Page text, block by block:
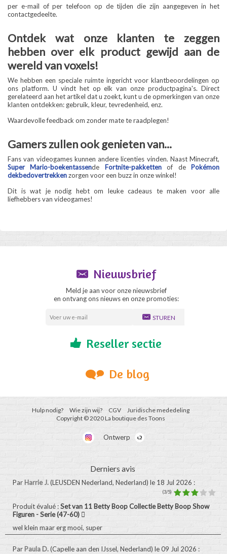
per e-mail of per telefoon op de tijden die zijn aangegeven in het
contactgedeelte.
Ontdek wat onze klanten te zeggen
hebben over elk product gewijd aan de
wereld van voxels!
We hebben een speciale ruimte ingericht voor klantbeoordelingen op
ons platform. U vindt het op elk van onze productpagina's. Direct
gerelateerd aan het artikel dat u zoekt, kunt u de opmerkingen van onze
klanten ontdekken: gebruik, kleur, tevredenheid, enz.
Waardevolle feedback om zonder mate te raadplegen!
Gamers zullen ook genieten van...
Fans van videogames kunnen andere licenties vinden. Naast Minecraft,
Super Mario-boekentassende Fortnite-pakketten of de Pokémon
dekbedovertrekkenzorgen voor een buzz in onze winkel!
Dit is wat je nodig hebt om leuke cadeaus te maken voor alle
liefhebbers van videogames!
Nieuwsbrief
Meld je aan voor onze nieuwsbrief
en ontvang ons nieuws en onze promoties:
STUREN
Reseller sectie
De blog
Hulp nodig? Wie zijn wij? CGV
Juridische mededeling
Copyright © 2020 La boutique des Toons
Ontwerp
Derniers avis
Par Harrie J.(LEUSDEN Nederland, Nederland) le 18 Jul 2026 :
(3/5)
Produit évalué :Set van 11 Betty Boop Collectie Betty Boop Show
Figuren - Serie (47-60)
wel klein maar erg mooi, super
Par Paula D.(Capelle aan den IJssel, Nederland) le 09 Jul 2026 :